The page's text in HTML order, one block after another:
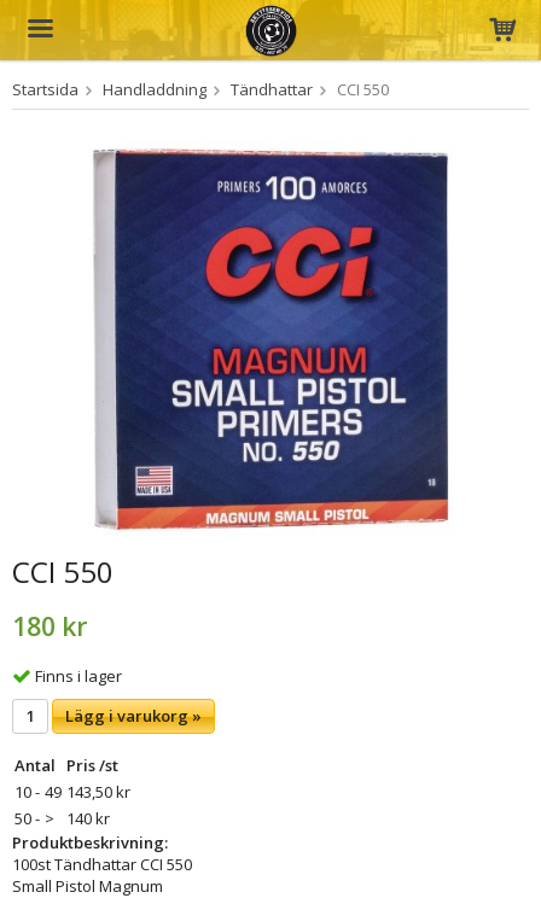
Produkten har blivit tillagd i varukorgen
Startsida Handladdning Tändhattar CCI 550
CCI 550
180 kr
Finns i lager
Lägg i varukorg »
Antal
Pris /st
10 - 49 143,50 kr
50 - >
140 kr
Produktbeskrivning:
100st Tändhattar CCI 550
Small Pistol Magnum